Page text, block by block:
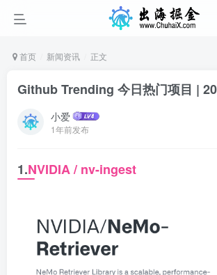
首页 新闻资讯 正文
Github Trending 今日热门项目 |
小爱
1年前发布
1.NVIDIA / nv-ingest